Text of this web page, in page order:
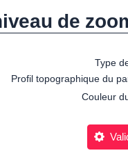
de
Type
Profil topographique du
Couleur